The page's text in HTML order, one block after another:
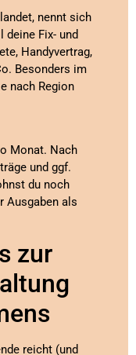
nennt sich
deine Fix- und
Handyvertrag,
Besonders im
nach Region
Monat. Nach
und ggf.
du noch
Ausgaben als
zur
reicht (und